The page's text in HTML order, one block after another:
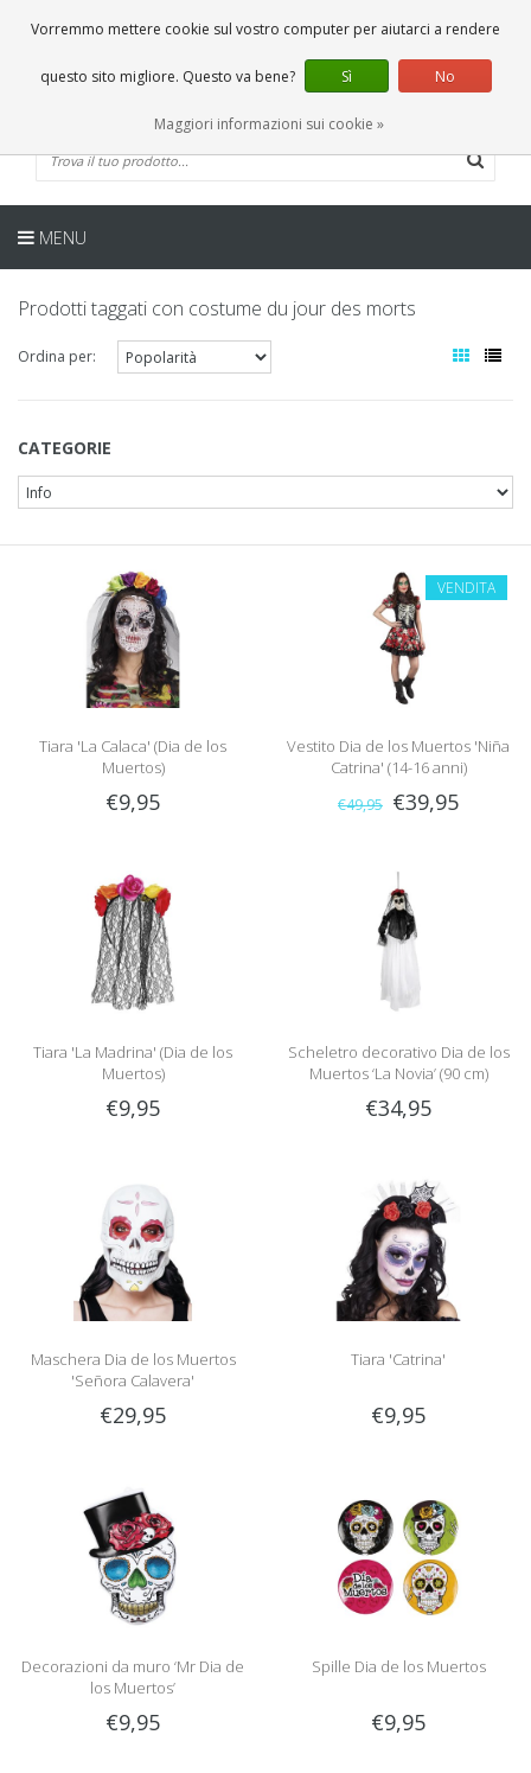
0 Articoli
IT
MENU
Prodotti taggati con costume du jour des morts
Ordina per:
CATEGORIE
Tiara 'La Calaca' (Dia de los
Muertos)
€9,95
VENDITA
Vestito Dia de los Muertos 'Niña
Catrina' (14-16 anni)
€49,95 €39,95
Tiara 'La Madrina' (Dia de los
Muertos)
€9,95
Scheletro decorativo Dia de los
Muertos ‘La Novia’ (90 cm)
€34,95
Maschera Dia de los Muertos
'Señora Calavera'
€29,95
Tiara 'Catrina'
€9,95
Decorazioni da muro ‘Mr Dia de
los Muertos’
€9,95
Spille Dia de los Muertos
€9,95
Vorremmo mettere cookie sul vostro computer per aiutarci a rendere
questo sito migliore. Questo va bene? Sì No
Maggiori informazioni sui cookie »